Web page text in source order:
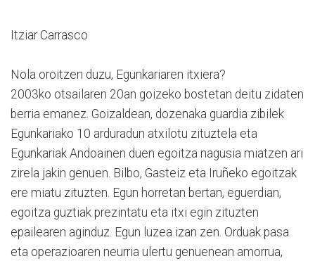
Itziar Carrasco
Nola oroitzen duzu, Egunkariaren itxiera?
2003ko otsailaren 20an goizeko bostetan deitu zidaten
berria emanez. Goizaldean, dozenaka guardia zibilek
Egunkariako 10 arduradun atxilotu zituztela eta
Egunkariak Andoainen duen egoitza nagusia miatzen ari
zirela jakin genuen. Bilbo, Gasteiz eta Iruñeko egoitzak
ere miatu zituzten. Egun horretan bertan, eguerdian,
egoitza guztiak prezintatu eta itxi egin zituzten
epailearen aginduz. Egun luzea izan zen. Orduak pasa
eta operazioaren neurria ulertu genuenean amorrua,